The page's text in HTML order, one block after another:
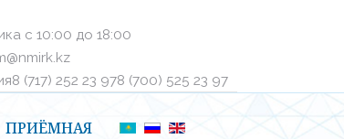
с 10:00 до 18:00
(717) 252 23 97ㅤㅤ8 (700) 525 23 97
ПРИЁМНАЯ